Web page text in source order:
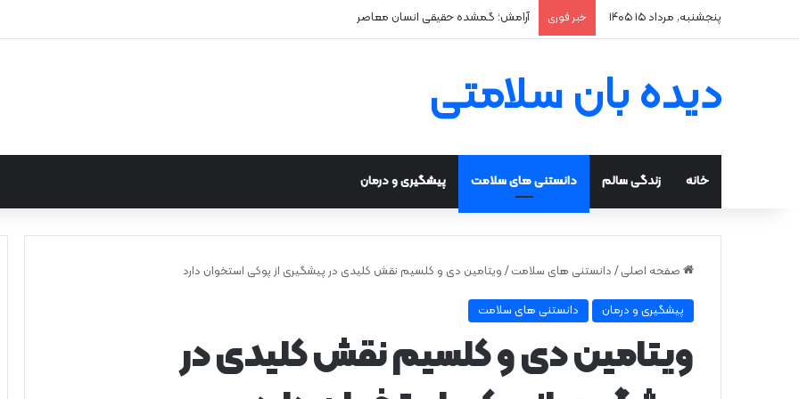
پنجشنبه, مرداد ۱۵ ۱۴۰۵ خبر فوری آرامش؛ گمشده حقیقی انسان معاصر
دیده بان سلامتی
خانه زندگی سالم دانستنی های سلامت پیشگیری و درمان
صفحه اصلی / دانستنی های سلامت / ویتامین دی و کلسیم نقش کلیدی در پیشگیری از پوکی استخوان دارد
پیشگیری و درمان دانستنی های سلامت
ویتامین دی و کلسیم نقش کلیدی در